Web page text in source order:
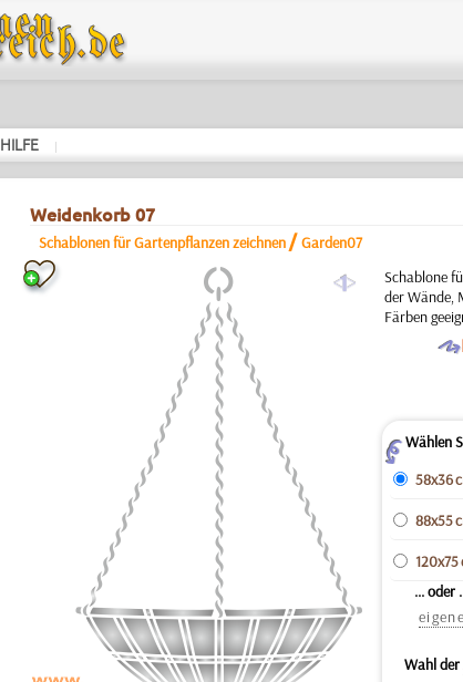
HILFE |
Weidenkorb 07
Schablonen für Gartenpflanzen zeichnen /Garden07
a
Schablone
der Wände,
Färben
O
ZWählen
58x36
88x55
120x75
... oder
Wahl der